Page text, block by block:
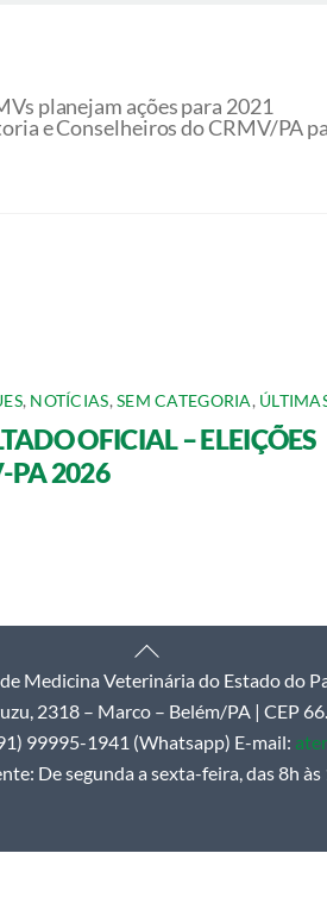
planejam ações para 2021
e Conselheiros do CRMV/PA
, NOTÍCIAS,SEM CATEGORIA,
OFICIAL – ELEIÇÕES
PA 2026
Back
To
Top
Medicina Veterinária do Estado do
2318 – Marco – Belém/PA | CEP
99995-1941 (Whatsapp) E-mail:
De segunda a sexta-feira, das 8h às